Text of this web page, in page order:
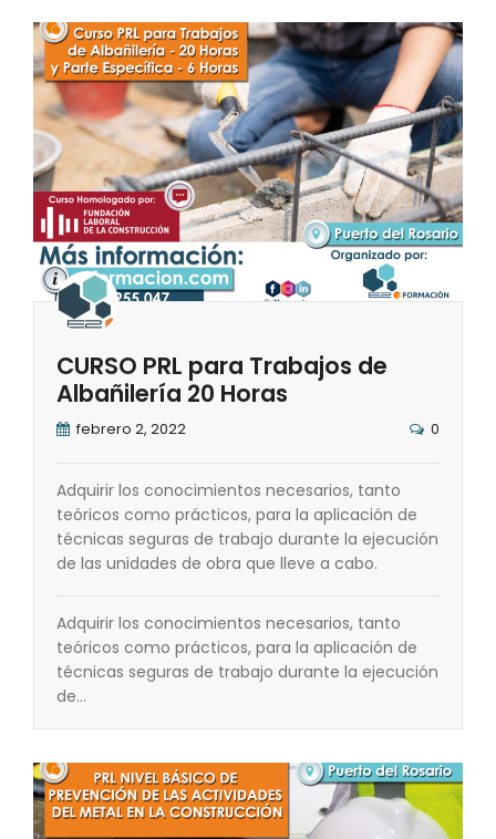
CURSO PRL para Trabajos de
Albañilería 20 Horas
febrero 2, 2022 0
Adquirir los conocimientos necesarios, tanto
teóricos como prácticos, para la aplicación de
técnicas seguras de trabajo durante la ejecución
de las unidades de obra que lleve a cabo.
Adquirir los conocimientos necesarios, tanto
teóricos como prácticos, para la aplicación de
técnicas seguras de trabajo durante la ejecución
de…